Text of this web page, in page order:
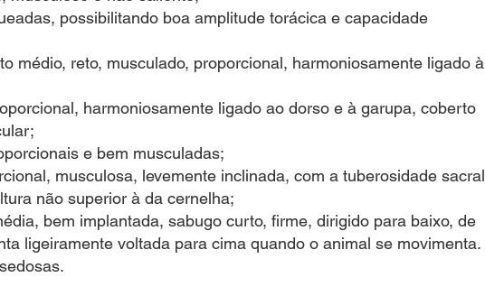
possibilitando boa amplitude torácica e capacidade
médio, reto, musculado, proporcional, harmoniosamente ligado à
harmoniosamente ligado ao dorso e à garupa, coberto
e bem musculadas;
musculosa, levemente inclinada, com a tuberosidade sacral
não superior à da cernelha;
bem implantada, sabugo curto, firme, dirigido para baixo, de
ligeiramente voltada para cima quando o animal se movimenta.